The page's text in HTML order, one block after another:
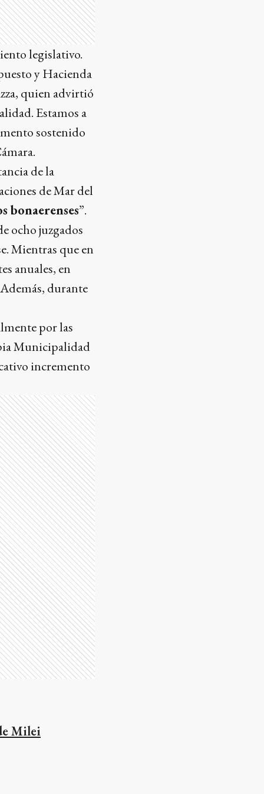
legislativo.
y Hacienda
quien advirtió
Estamos a
sostenido
de la
de Mar del
bonaerenses”.
ocho juzgados
Mientras que en
anuales, en
durante
por las
Municipalidad
incremento
Milei